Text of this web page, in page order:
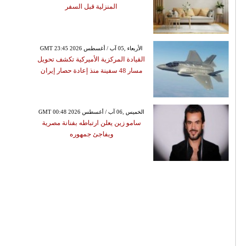
الخميس ,06 آب / أغسطس GMT 00:21
2026
صوره من إنستغرام
المنزلية قبل السفر
GMT 23:45 2026 الأربعاء ,05 آب / أغسطس
القيادة المركزية الأميركية تكشف تحويل
مسار 48 سفينة منذ إعادة حصار إيران
GMT 00:48 2026 الخميس ,06 آب / أغسطس
سامو زين يعلن ارتباطه بفنانة مصرية
ويفاجئ جمهوره